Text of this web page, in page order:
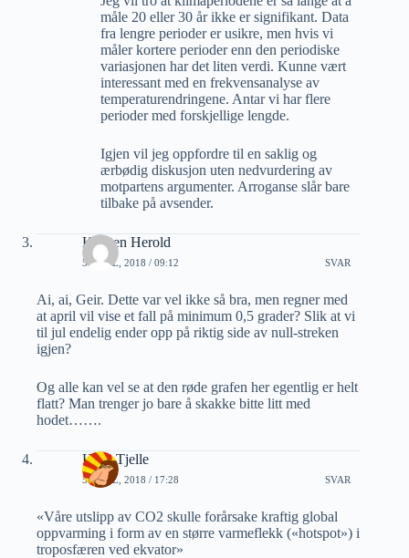
måle 20 eller 30 år ikke er signifikant. Data
fra lengre perioder er usikre, men hvis vi
måler kortere perioder enn den periodiske
variasjonen har det liten verdi. Kunne vært
interessant med en frekvensanalyse av
temperaturendringene. Antar vi har flere
perioder med forskjellige lengde.
Igjen vil jeg oppfordre til en saklig og
ærbødig diskusjon uten nedvurdering av
motpartens argumenter. Arroganse slår bare
tilbake på avsender.
Karsten Herold
5 APRIL, 2018 / 09:12 SVAR
Ai, ai, Geir. Dette var vel ikke så bra, men regner med
at april vil vise et fall på minimum 0,5 grader? Slik at vi
til jul endelig ender opp på riktig side av null-streken
igjen?
Og alle kan vel se at den røde grafen her egentlig er helt
flatt? Man trenger jo bare å skakke bitte litt med
hodet…….
Hans Tjelle
5 APRIL, 2018 / 17:28 SVAR
«Våre utslipp av CO2 skulle forårsake kraftig global
oppvarming i form av en større varmeflekk («hotspot») i
troposfæren ved ekvator»